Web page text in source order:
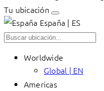
Tu ubicación
España | ES
Worldwide
Global | EN
Americas